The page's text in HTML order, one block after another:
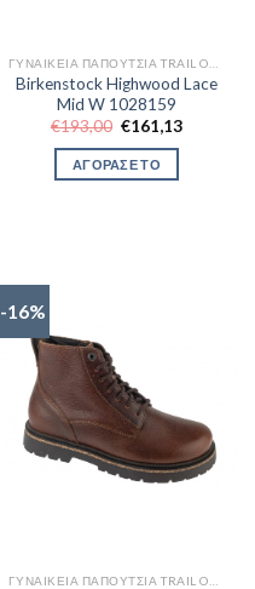
Birkenstock Highwood Lace
Mid W 1028159
€193,00 Original
was:
€193,00.
€161,13Η
ΑΓΟΡΑΣΕ ΤΟ
-16%